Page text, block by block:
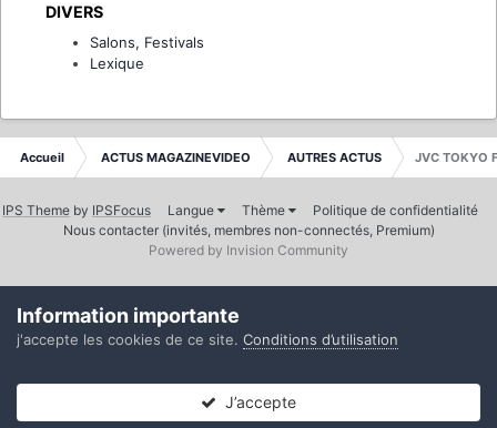
DIVERS
Salons, Festivals
Lexique
Accueil ACTUS MAGAZINEVIDEO AUTRES ACTUS JVC TOKYO
IPS Theme by IPSFocus Langue Thème
Politique de confidentialité
Nous contacter (invités, membres non-connectés, Premium)
Powered by Invision Community
Information importante
j'accepte les cookies de ce site. Conditions d’utilisation
J’accepte